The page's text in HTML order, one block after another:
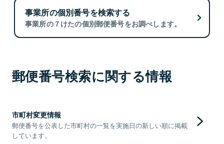
事業所の個別番号を検索する
事業所の７けたの個別郵便番号をお調べします。
郵便番号検索に関する情報
市町村変更情報
郵便番号を公表した市町村の一覧を実施日の新しい順に掲載
しています。